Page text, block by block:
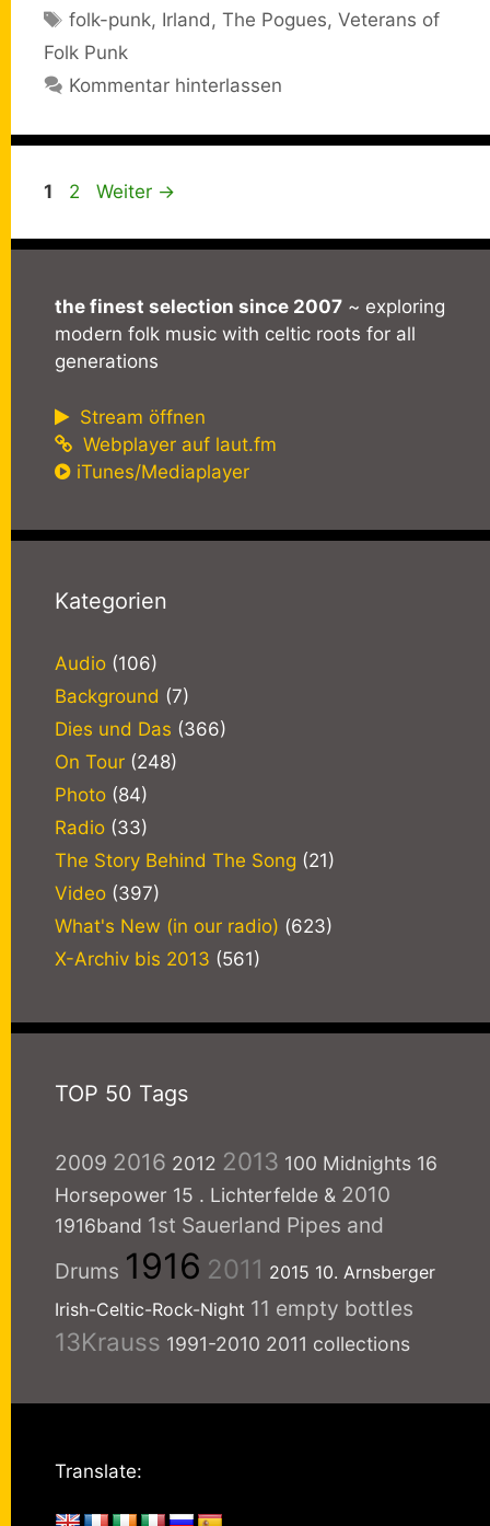
Schlagwörter
folk-punk, Irland,The Pogues,Veterans of
Folk Punk
Kommentar hinterlassen
Seite
1 Seite
2 Weiter →
the finest selection since 2007 ~ exploring
modern folk music with celtic roots for all
generations
Stream öffnen
Webplayer auf laut.fm
iTunes/Mediaplayer
Kategorien
Audio (106)
Background (7)
Dies und Das (366)
On Tour (248)
Photo (84)
Radio (33)
The Story Behind The Song (21)
Video (397)
What's New (in our radio) (623)
X-Archiv bis 2013 (561)
TOP 50 Tags
2009 2016 2012 2013 100 Midnights 16
Horsepower 15 . Lichterfelde & 2010
1916band 1st Sauerland Pipes and
Drums 1916 2011 2015 10. Arnsberger
Irish-Celtic-Rock-Night 11 empty bottles
13Krauss 1991-2010 2011 collections
Translate: